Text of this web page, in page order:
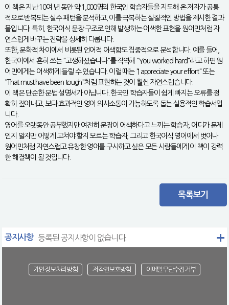
이 책은 지난 10여 년 동안 약 1,000명의 한국인 학습자들을 지도해 온 저자가 공통
적으로 반복되는 실수 패턴을 분석하고, 이를 극복하는 실질적인 방법을 제시한 결과
물입니다. 특히, 한국어식 문장 구조로 인해 발생하는 어색한 표현을 원어민처럼 자
연스럽게 바꾸는 전략을 상세히 다룹니다.
또한, 문화적 차이에서 비롯된 언어적 어색함도 집중적으로 분석합니다. 예를 들어,
한국어에서 흔히 쓰는 "고생하셨습니다"를 직역해 "You worked hard"라고 하면 원
어민에게는 어색하게 들릴 수 있습니다. 이럴 때는 "I appreciate your effort" 또는
"That must have been tough"처럼 표현하는 것이 훨씬 자연스럽습니다.
이 책은 단순한 문법 설명서가 아닙니다. 한국인 학습자들이 쉽게 빠지는 오류를 정
확히 짚어내고, 보다 효과적인 영어 의사소통이 가능하도록 돕는 실용적인 학습서입
니다.
영어를 오랫동안 공부했지만 여전히 문장이 어색하다고 느끼는 학습자, 어디가 문제
인지 알지만 어떻게 고쳐야 할지 모르는 학습자, 그리고 한국어식 영어에서 벗어나
원어민처럼 자연스럽고 유창한 영어를 구사하고 싶은 모든 사람들에게 이 책이 강력
한 해결책이 될 것입니다.
목록보기
공지사항 등록된 공지사항이 없습니다.
개인정보처리방침 저작권보호방침 이메일무단수집거부